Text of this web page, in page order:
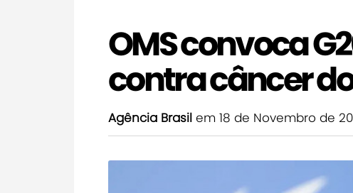
OMS convoca
contra câncer
Agência Brasil em 18 de Novembro de